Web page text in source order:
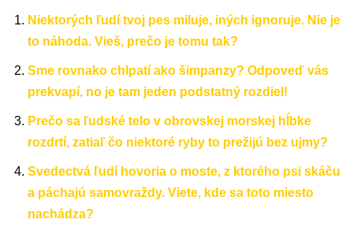
Niektorých ľudí tvoj pes miluje, iných ignoruje. Nie je
to náhoda. Vieš, prečo je tomu tak?
Sme rovnako chlpatí ako šimpanzy? Odpoveď vás
prekvapí, no je tam jeden podstatný rozdiel!
Prečo sa ľudské telo v obrovskej morskej hĺbke
rozdrtí, zatiaľ čo niektoré ryby to prežijú bez ujmy?
Svedectvá ľudí hovoria o moste, z ktorého psi skáču
a páchajú samovraždy. Viete, kde sa toto miesto
nachádza?